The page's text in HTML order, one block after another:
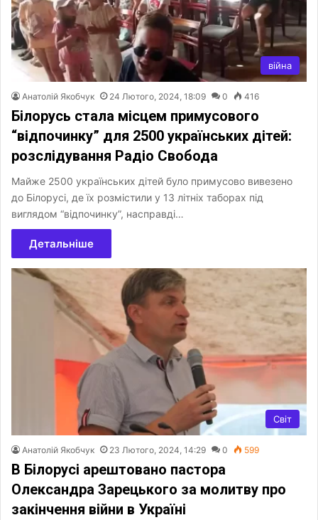
війна
Анатолій Якобчук 24 Лютого, 2024, 18:09 0 416
Білорусь стала місцем примусового
“відпочинку” для 2500 українських дітей:
розслідування Радіо Свобода
Майже 2500 українських дітей було примусово вивезено
до Білорусі, де їх розмістили у 13 літніх таборах під
виглядом “відпочинку”, насправді…
Детальніше
Світ
Анатолій Якобчук 23 Лютого, 2024, 14:29 0 599
В Білорусі арештовано пастора
Олександра Зарецького за молитву про
закінчення війни в Україні